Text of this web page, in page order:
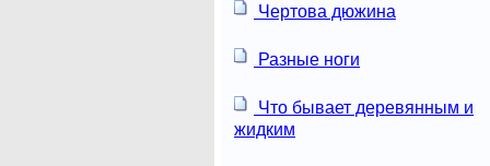
Чертова дюжина
Разные ноги
Что бывает деревянным и
жидким